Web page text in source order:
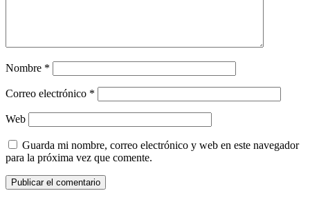
Nombre *
Correo electrónico *
Web
Guarda mi nombre, correo electrónico y web en este navegador
para la próxima vez que comente.